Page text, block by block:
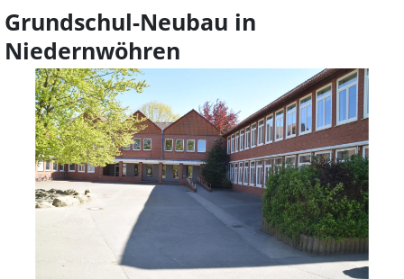
Grundschul-Neubau in
Niedernwöhren